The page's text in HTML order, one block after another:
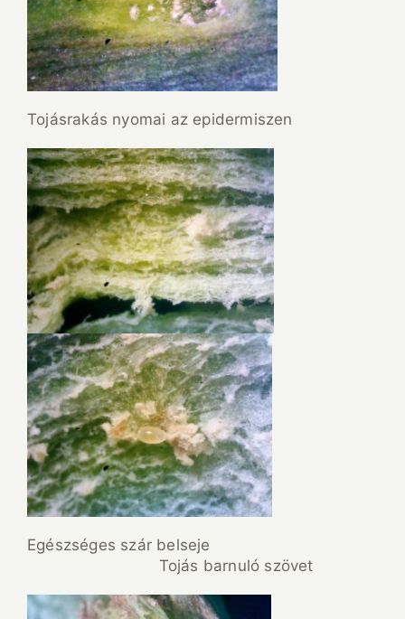
Tojásrakás nyomai az epidermiszen
Egészséges szár belseje
Tojás barnuló szövet